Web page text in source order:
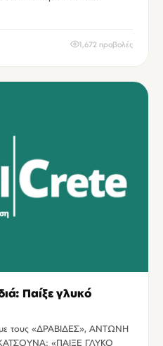
1,672 προβολές
Παίξε γλυκό
με τους «ΔΡΑΒΙΔΕΣ», ΑΝΤΩΝΗ
«ΠΑΙΞΕ ΓΛΥΚΟ